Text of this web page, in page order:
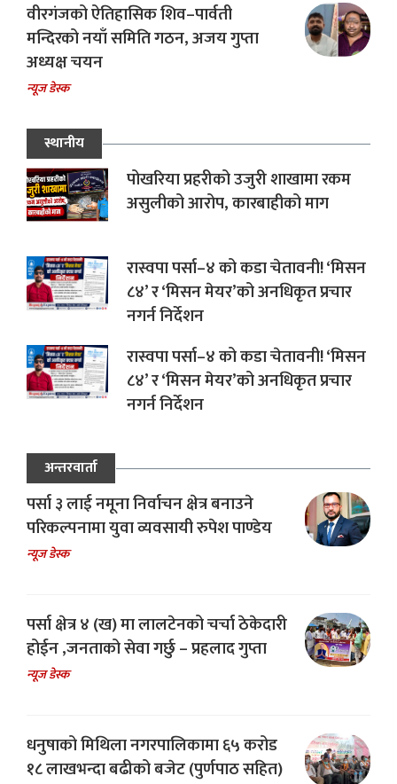
वीरगंजको ऐतिहासिक शिव–पार्वती
मन्दिरको नयाँ समिति गठन, अजय गुप्ता
अध्यक्ष चयन
न्यूज डेस्क
स्थानीय
पोखरिया प्रहरीको उजुरी शाखामा रकम
असुलीको आरोप, कारबाहीको माग
रास्वपा पर्सा–४ को कडा चेतावनी! ‘मिसन
८४’ र ‘मिसन मेयर’को अनधिकृत प्रचार
नगर्न निर्देशन
रास्वपा पर्सा–४ को कडा चेतावनी! ‘मिसन
८४’ र ‘मिसन मेयर’को अनधिकृत प्रचार
नगर्न निर्देशन
अन्तरवार्ता
पर्सा ३ लाई नमूना निर्वाचन क्षेत्र बनाउने
परिकल्पनामा युवा व्यवसायी रुपेश पाण्डेय
न्यूज डेस्क
पर्सा क्षेत्र ४ (ख) मा लालटेनको चर्चा ठेकेदारी
होईन ,जनताको सेवा गर्छु – प्रहलाद गुप्ता
न्यूज डेस्क
धनुषाको मिथिला नगरपालिकामा ६५ करोड
१८ लाखभन्दा बढीको बजेट (पुर्णपाठ सहित)